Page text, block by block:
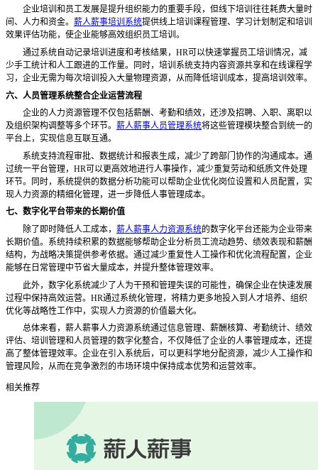
企业培训和员工发展是提升组织能力的重要手段，但线下培训往往耗费大量时
间、人力和资金。 薪人薪事培训系统提供线上培训课程管理、学习计划制定和培训
效果评估功能，使企业能够高效组织员工培训。
通过系统自动记录培训进度和考核结果， HR可以快速掌握员工培训情况，减
少手工统计和人工跟进的工作量。同时，培训系统支持内容资源共享和在线课程学
习，企业无需为每次培训投入大量物理资源，从而降低培训成本，提高培训效率。
六、人员管理系统整合企业运营流程
企业的人力资源管理不仅包括薪酬、考勤和绩效，还涉及招聘、入职、离职以
及组织架构调整等多个环节。 薪人薪事人员管理系统将这些管理模块整合到统一的
平台上，实现信息互联互通。
系统支持流程审批、数据统计和报表生成，减少了跨部门协作的沟通成本。通
过统一平台管理， HR可以更高效地进行人事操作，减少重复劳动和纸质文件处理
环节。同时，系统提供的数据分析功能可以帮助企业优化岗位设置和人员配置，实
现人力资源的精细化管理，进一步降低人事管理成本。
七、数字化平台带来的长期价值
除了即时降低人工成本， 薪人薪事人力资源系统的数字化平台还能为企业带来
长期价值。系统持续积累的数据能够帮助企业分析员工流动趋势、绩效表现和薪酬
结构，为战略决策提供参考依据。通过减少重复性人工操作和优化流程配置，企业
能够在日常管理中节省大量成本，并提升整体管理效率。
此外，数字化系统减少了人为干预和管理失误的可能性，确保企业在快速发展
过程中保持高效运营。 HR通过系统化管理，将精力更多地投入到人才培养、组织
优化等战略性工作中，实现人力资源的价值最大化。
总体来看，薪人薪事人力资源系统通过信息管理、薪酬核算、考勤统计、绩效
评估、培训管理和人员管理的数字化整合，不仅降低了企业的人事管理成本，还提
高了整体管理效率。企业在引入系统后，可以更科学地分配资源，减少人工操作和
管理风险，从而在竞争激烈的市场环境中保持成本优势和运营效率。
相关推荐